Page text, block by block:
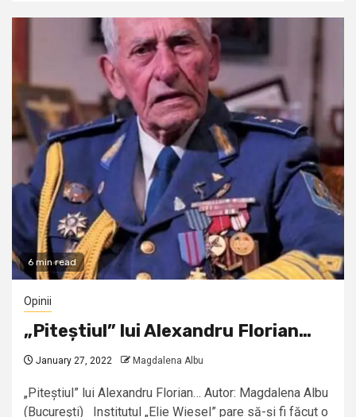
6 min read
Opinii
„Piteștiul” lui Alexandru Florian…
January 27, 2022 Magdalena Albu
„Piteștiul” lui Alexandru Florian… Autor: Magdalena Albu
(Bucureşti) Institutul „Elie Wiesel” pare să-și fi făcut o